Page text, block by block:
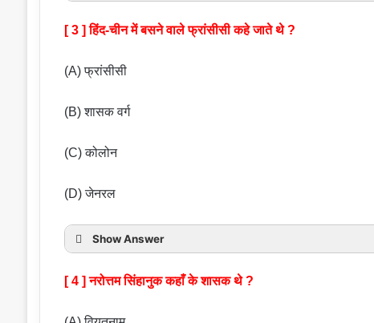
[ 3 ] हिंद-चीन में बसने वाले फ्रांसीसी कहे जाते थे ?
(A) फ्रांसीसी
(B) शासक वर्ग
(C) कोलोन
(D) जेनरल
Show Answer
[ 4 ] नरोत्तम सिंहानुक कहाँ के शासक थे ?